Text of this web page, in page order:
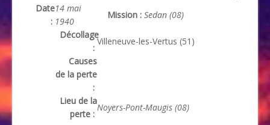
Date
:
14 mai
1940
Mission : Sedan (08)
Décollage
:
Villeneuve-les-Vertus (51)
Causes
de la perte
:
Lieu de la
perte :
Noyers-Pont-Maugis (08)